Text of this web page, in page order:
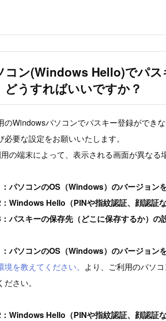
コン(Windows Hello)でパ
どうすればいいですか？
のWindowsパソコンでパスキー登録ができ
必要な設定をお願いいたします。
の端末によって、表示される画面が異なる
パソコンのOS（Windows）のバージョン
Windows Hello（PINや指紋認証、顔認証
パスキーの保存先（どこに保存するか）の
パソコンのOS（Windows）のバージョン
境を教えてください。 より、ご利用のパソ
さい。
Windows Hello（PINや指紋認証、顔認証